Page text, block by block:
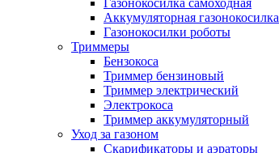
Газонокосилка самоходная
Аккумуляторная газонокосилка
Газонокосилки роботы
Триммеры
Бензокоса
Триммер бензиновый
Триммер электрический
Электрокоса
Триммер аккумуляторный
Уход за газоном
Скарификаторы и аэраторы